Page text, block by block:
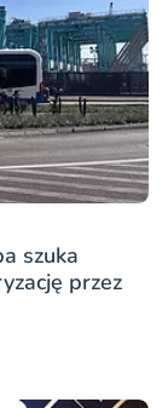
szuka
przez